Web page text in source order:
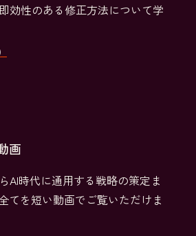
効性のある修正方法について学
画
AI時代に通用する戦略の策定ま
てを短い動画でご覧いただけま